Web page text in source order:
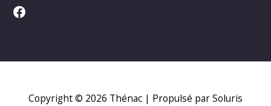
Facebook
Copyright © 2026 Thénac | Propulsé par Soluris